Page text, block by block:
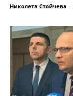
Николета Стойчева -